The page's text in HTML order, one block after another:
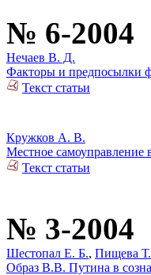
№ 6-2004
Нечаев В. Д.
Факторы и предпосылки
Текст статьи
Кружков А. В.
Местное
Текст статьи
№ 3-2004
Шестопал Е. Б., Пищева
Образ В.В. Путина в